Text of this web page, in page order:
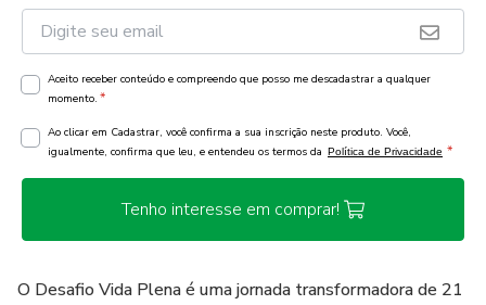
Aceito receber conteúdo e compreendo que posso me descadastrar a qualquer
momento. *
Ao clicar em Cadastrar, você confirma a sua inscrição neste produto. Você,
igualmente, confirma que leu, e entendeu os termos da Política de Privacidade *
Tenho interesse em comprar!
O Desafio Vida Plena é uma jornada transformadora de 21